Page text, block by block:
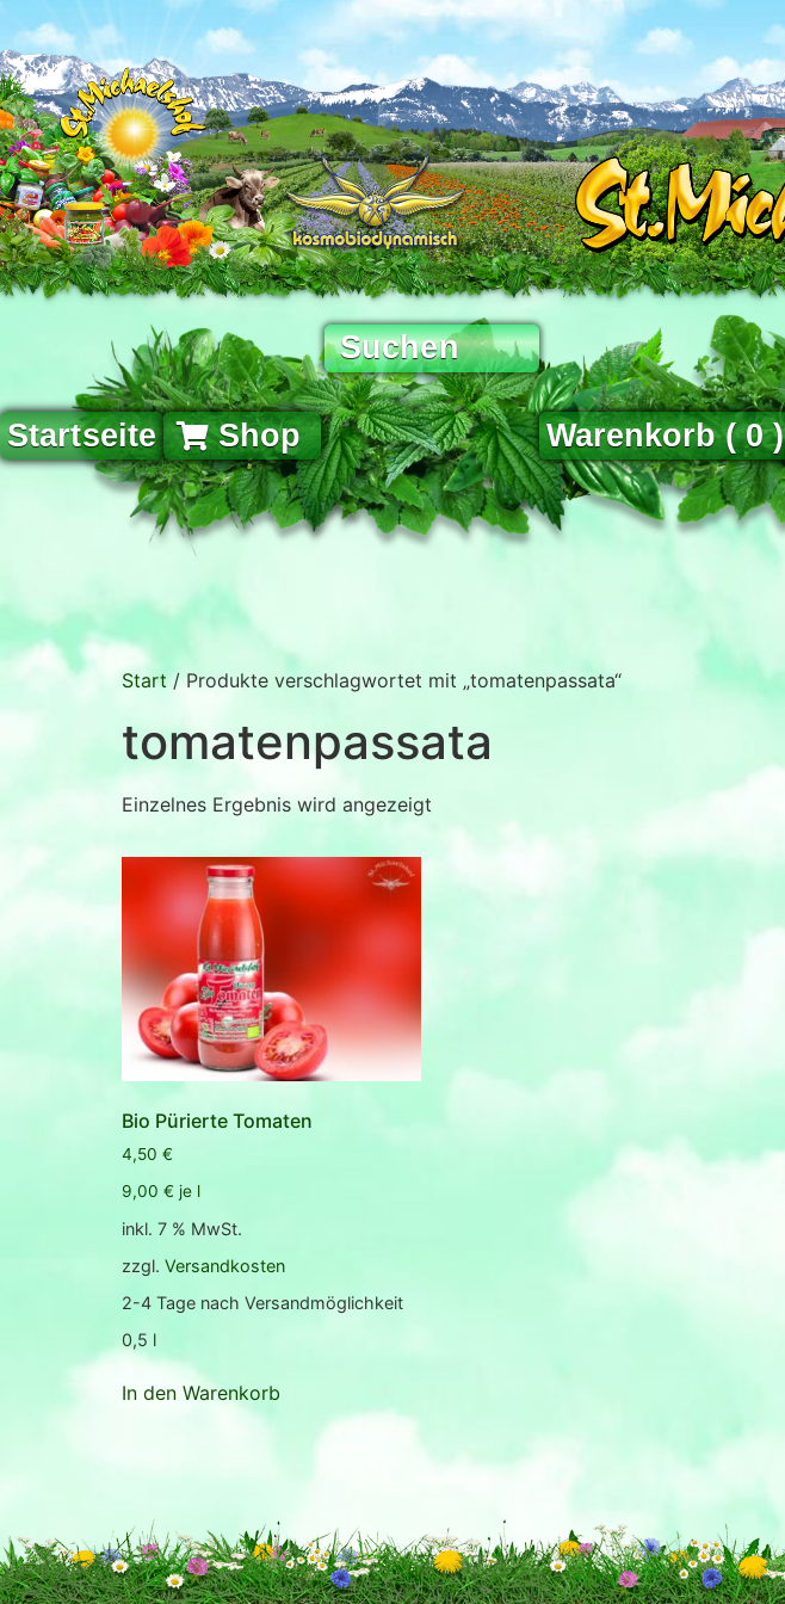
Startseite Shop Warenkorb (0)
Start/ Produkte verschlagwortet mit „tomatenpassata“
tomatenpassata
Einzelnes Ergebnis wird angezeigt
Bio Pürierte Tomaten
4,50 €
9,00 € je l
inkl. 7 % MwSt.
zzgl. Versandkosten
2-4 Tage nach Versandmöglichkeit
0,5 l
In den Warenkorb